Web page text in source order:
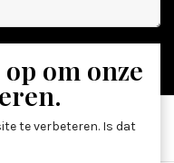
om onze
te verbeteren. Is dat